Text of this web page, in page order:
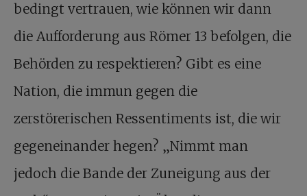
bedingt vertrauen, wie können wir dann
die Aufforderung aus Römer 13 befolgen, die
Behörden zu respektieren? Gibt es eine
Nation, die immun gegen die
zerstörerischen Ressentiments ist, die wir
gegeneinander hegen? „Nimmt man
jedoch die Bande der Zuneigung aus der